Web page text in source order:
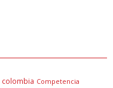
colombia Competencia